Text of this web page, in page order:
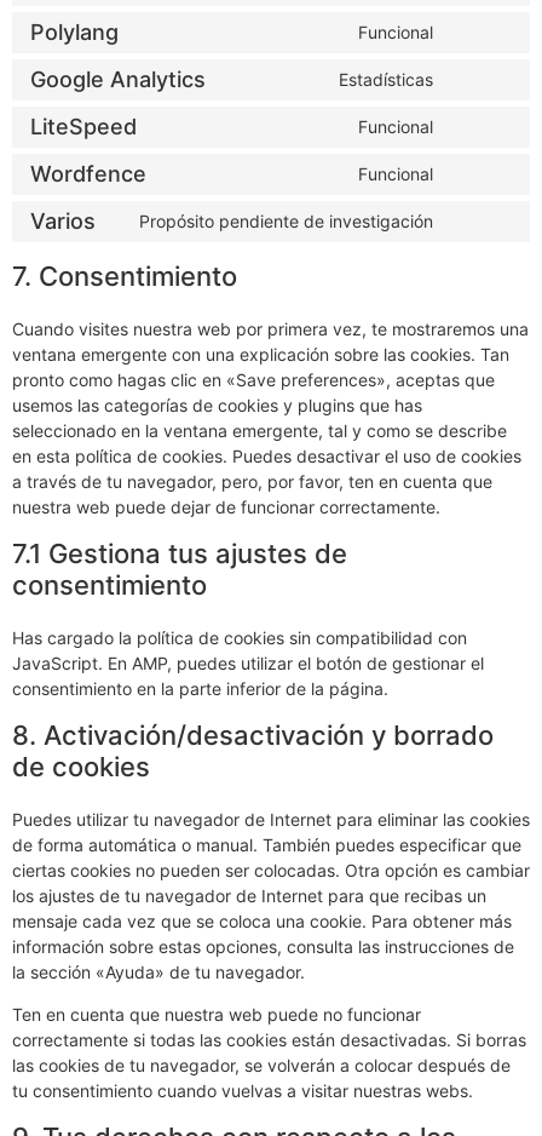
Polylang Funcional
Google Analytics Estadísticas
LiteSpeed Funcional
Wordfence Funcional
Varios Propósito pendiente de investigación
7. Consentimiento
Cuando visites nuestra web por primera vez, te mostraremos una
ventana emergente con una explicación sobre las cookies. Tan
pronto como hagas clic en «Save preferences», aceptas que
usemos las categorías de cookies y plugins que has
seleccionado en la ventana emergente, tal y como se describe
en esta política de cookies. Puedes desactivar el uso de cookies
a través de tu navegador, pero, por favor, ten en cuenta que
nuestra web puede dejar de funcionar correctamente.
7.1 Gestiona tus ajustes de
consentimiento
Has cargado la política de cookies sin compatibilidad con
JavaScript. En AMP, puedes utilizar el botón de gestionar el
consentimiento en la parte inferior de la página.
8. Activación/desactivación y borrado
de cookies
Puedes utilizar tu navegador de Internet para eliminar las cookies
de forma automática o manual. También puedes especificar que
ciertas cookies no pueden ser colocadas. Otra opción es cambiar
los ajustes de tu navegador de Internet para que recibas un
mensaje cada vez que se coloca una cookie. Para obtener más
información sobre estas opciones, consulta las instrucciones de
la sección «Ayuda» de tu navegador.
Ten en cuenta que nuestra web puede no funcionar
correctamente si todas las cookies están desactivadas. Si borras
las cookies de tu navegador, se volverán a colocar después de
tu consentimiento cuando vuelvas a visitar nuestras webs.